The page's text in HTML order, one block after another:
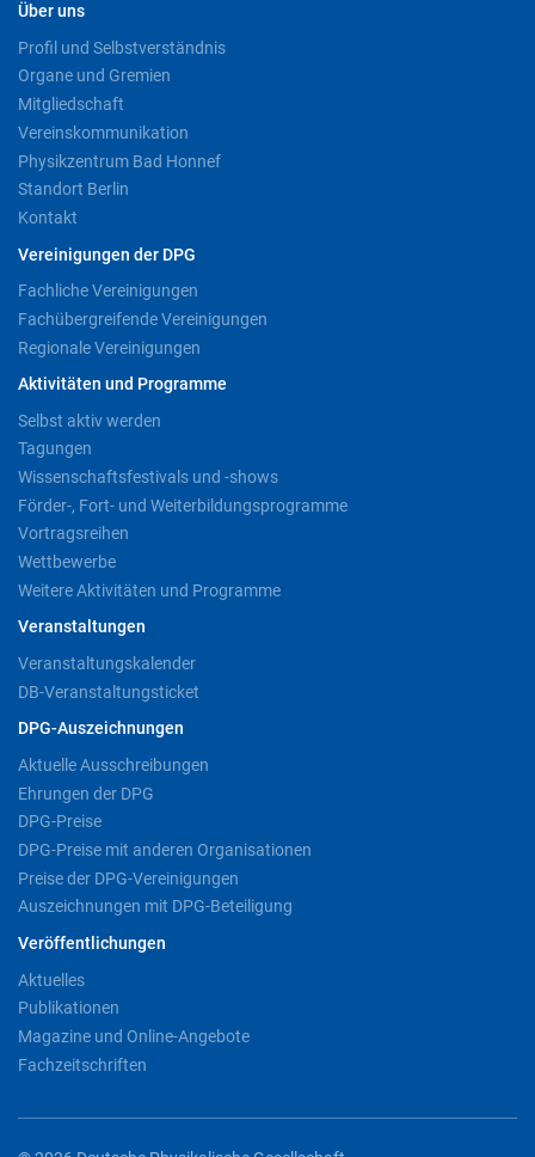
Über uns
Profil und Selbstverständnis
Organe und Gremien
Mitgliedschaft
Vereinskommunikation
Physikzentrum Bad Honnef
Standort Berlin
Kontakt
Vereinigungen der DPG
Fachliche Vereinigungen
Fachübergreifende Vereinigungen
Regionale Vereinigungen
Aktivitäten und Programme
Selbst aktiv werden
Tagungen
Wissenschaftsfestivals und -shows
Förder-, Fort- und Weiterbildungsprogramme
Vortragsreihen
Wettbewerbe
Weitere Aktivitäten und Programme
Veranstaltungen
Veranstaltungskalender
DB-Veranstaltungsticket
DPG-Auszeichnungen
Aktuelle Ausschreibungen
Ehrungen der DPG
DPG-Preise
DPG-Preise mit anderen Organisationen
Preise der DPG-Vereinigungen
Auszeichnungen mit DPG-Beteiligung
Veröffentlichungen
Aktuelles
Publikationen
Magazine und Online-Angebote
Fachzeitschriften